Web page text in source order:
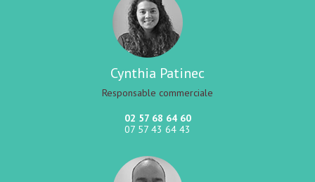
Cynthia Patinec
Responsable commerciale
02 57 68 64 60
07 57 43 64 43